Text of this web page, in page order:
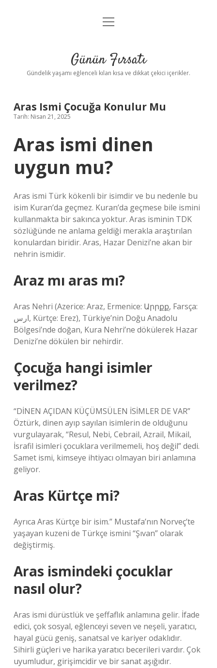
Anasayfa
Yasal Uyarı
menüyü
Günün Fırsatı
Gündelik yaşamı eğlenceli kılan kısa ve dikkat çekici içerikler.
Aras Ismi Çocuğa Konulur Mu
Tarih: Nisan 21, 2025
Aras ismi dinen
uygun mu?
Aras ismi Türk kökenli bir isimdir ve bu nedenle bu
isim Kuran’da geçmez. Kuran’da geçmese bile ismini
kullanmakta bir sakınca yoktur. Aras isminin TDK
sözlüğünde ne anlama geldiği merakla araştırılan
konulardan biridir. Aras, Hazar Denizi’ne akan bir
nehrin ismidir.
Araz mı aras mı?
Aras Nehri (Azerice: Araz, Ermenice: Արրքքְ, Farsça:
ارس, Kürtçe: Erez), Türkiye’nin Doğu Anadolu
Bölgesi’nde doğan, Kura Nehri’ne dökülerek Hazar
Denizi’ne dökülen bir nehirdir.
Çocuğa hangi isimler
verilmez?
“DİNEN AÇIDAN KÜÇÜMSÜLEN İSİMLER DE VAR”
Öztürk, dinen ayıp sayılan isimlerin de olduğunu
vurgulayarak, “Resul, Nebi, Cebrail, Azrail, Mikail,
İsrafil isimleri çocuklara verilmemeli, hoş değil” dedi.
Samet ismi, kimseye ihtiyacı olmayan biri anlamına
geliyor.
Aras Kürtçe mi?
Ayrıca Aras Kürtçe bir isim.” Mustafa’nın Norveç’te
yaşayan kuzeni de Türkçe ismini “Şıvan” olarak
değiştirmiş.
Aras ismindeki çocuklar
nasıl olur?
Aras ismi dürüstlük ve şeffaflık anlamına gelir. İfade
edici, çok sosyal, eğlenceyi seven ve neşeli, yaratıcı,
hayal gücü geniş, sanatsal ve kariyer odaklıdır.
Sihirli güçleri ve harika yaratıcı becerileri vardır. Çok
uyumludur, girişimcidir ve bir sanat aşığıdır.